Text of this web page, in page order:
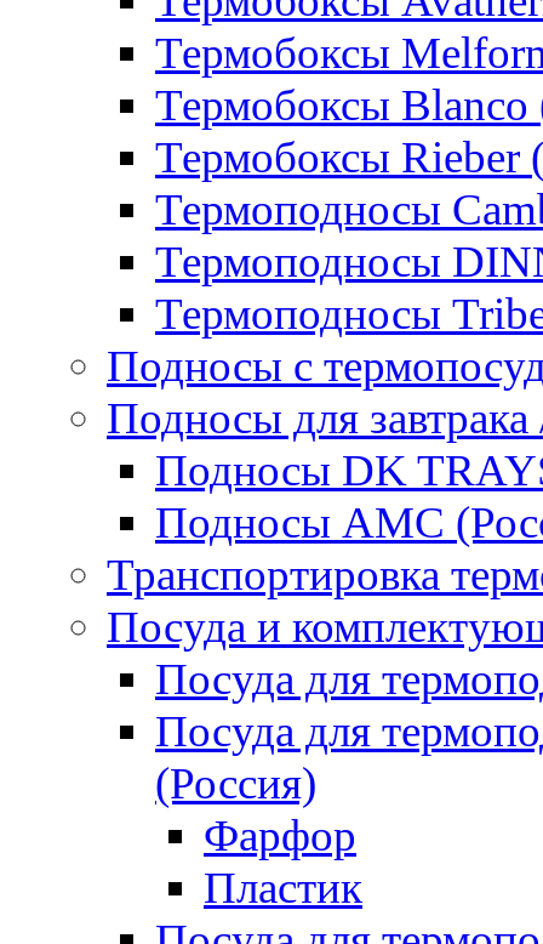
Термобоксы
Термобоксы Blanco
Термобоксы Rieber
Термоподносы
Термоподносы
Термоподносы
Подносы с
Подносы для завтрака
Подносы DK
Подносы AMC
Транспортировка
Посуда и
Посуда для
Посуда для
(Россия)
Фарфор
Пластик